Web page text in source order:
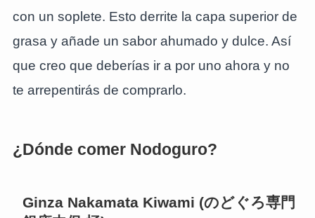
con un soplete. Esto derrite la capa superior de
grasa y añade un sabor ahumado y dulce. Así
que creo que deberías ir a por uno ahora y no
te arrepentirás de comprarlo.
¿Dónde comer Nodoguro?
Ginza Nakamata Kiwami (のどぐろ専門